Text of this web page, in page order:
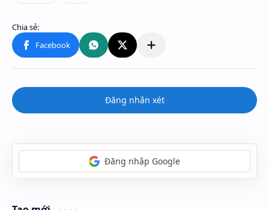
Đăng nhận xét
Đăng nhập Google